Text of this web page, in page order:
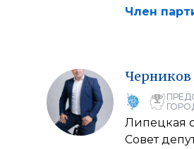
Член
Черников
Липецкая
Совет